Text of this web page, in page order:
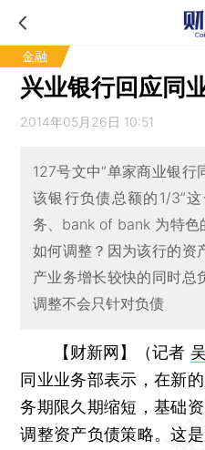
金融
兴业银行回应同
2014年05月26日 10:51
127号文中“单家商业银
该银行负债总额的1/3”
务、bank of bank 为特色
如何调整？因为该行的资
产业务增长较快的同时总
调整不会只针对负债
【财新网】（记者
同业业务部表示，在新
务期限久期缩短，基础
调整资产负债策略。这